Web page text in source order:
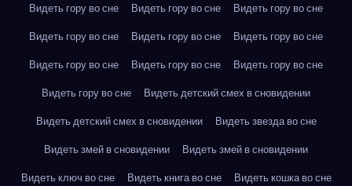
Видеть гору во сне
Видеть гору во сне
Видеть гору во сне
Видеть гору во сне
Видеть гору во сне
Видеть гору во сне
Видеть гору во сне
Видеть гору во сне
Видеть гору во сне
Видеть гору во сне
Видеть детский смех в сновидении
Видеть детский смех в сновидении
Видеть звезда во сне
Видеть змей в сновидении
Видеть змей в сновидении
Видеть ключ во сне
Видеть книга во сне
Видеть кошка во сне